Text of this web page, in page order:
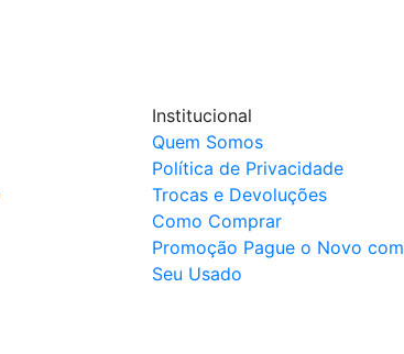
Institucional
Quem Somos
Política de Privacidade
Trocas e Devoluções
Como Comprar
Promoção Pague o Novo com
Seu Usado